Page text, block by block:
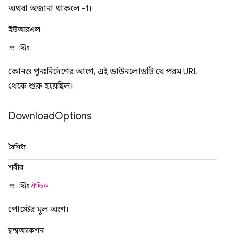
অথবা অজানা থাকলে -1।
ইউআরএল
স্ট্রিং
কোনও পুনঃনির্দেশের আগে, এই ডাউনলোডটি যে পরম URL
থেকে শুরু হয়েছিল।
DownloadOptions
বৈশিষ্ট্য
শরীর
স্ট্রিং ঐচ্ছিক
পোস্টের মূল অংশ।
দ্বন্দ্বঅ্যাকশন